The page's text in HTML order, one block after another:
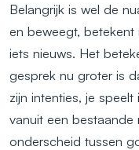
Belangrijk is wel de
en beweegt,
iets nieuws. Het
gesprek nu groter is
zijn intenties, je
vanuit een bestaande
onderscheid tussen